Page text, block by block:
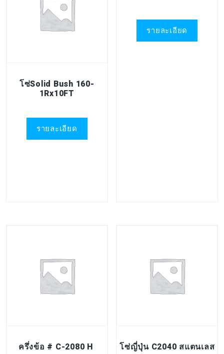
โซ่Solid Bush 160-
1Rx10FT
รายละเอียด
รายละเอียด
ครึ่งข้อ # C-2080 H โซ่ญี่ปุ่น C2040 สแตนเลส